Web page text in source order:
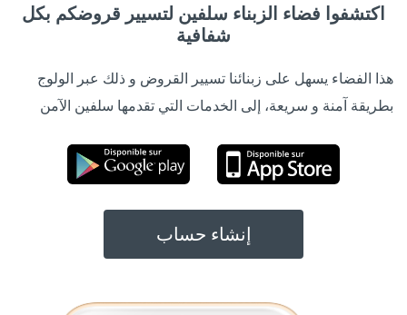
اكتشفوا فضاء الزبناء سلفين لتسيير قروضكم بكل
شفافية
هذا الفضاء يسهل على زبنائنا تسيير القروض و ذلك عبر الولوج
بطريقة آمنة و سريعة، إلى الخدمات التي تقدمها سلفين‎ الآمن
App
Store
Google
Play
إنشاء حساب